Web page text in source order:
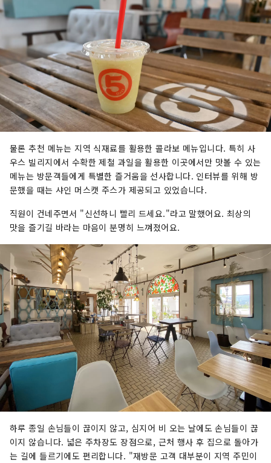
물론 추천 메뉴는 지역 식재료를 활용한 콜라보 메뉴입니다. 특히 사
우스 빌리지에서 수확한 제철 과일을 활용한 이곳에서만 맛볼 수 있는
메뉴는 방문객들에게 특별한 즐거움을 선사합니다. 인터뷰를 위해 방
문했을 때는 샤인 머스캣 주스가 제공되고 있었습니다.
직원이 건네주면서 "신선하니 빨리 드세요."라고 말했어요. 최상의
맛을 즐기길 바라는 마음이 분명히 느껴졌어요.
하루 종일 손님들이 끊이지 않고, 심지어 비 오는 날에도 손님들이 끊
이지 않습니다. 넓은 주차장도 장점으로, 근처 행사 후 집으로 돌아가
는 길에 들르기에도 편리합니다. "재방문 고객 대부분이 지역 주민이